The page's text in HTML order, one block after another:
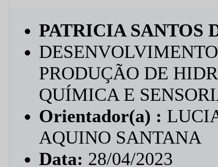
PATRICIA SANTOS
PRODUÇÃO DE
QUÍMICA E
Orientador(a) :
AQUINO SANTANA
Data: 28/04/2023